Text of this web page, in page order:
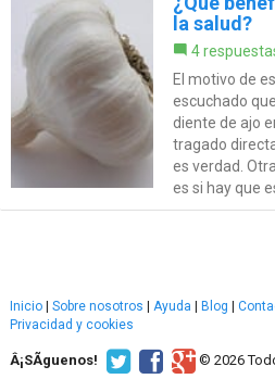
la salud?
4
El motivo de
escuchado
diente de ajo
tragado
es verdad.
es si hay que
Inicio | Sobre nosotros | Ayuda | Blog |
Privacidad y cookies
Â¡SÃ­guenos! © 2026